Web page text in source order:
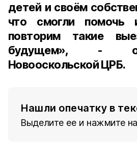
детей и своём
что смогли помочь
повторим такие
будущем», -
Новооскольской ЦРБ.
Нашли опечатку в
Выделите ее и нажмите на